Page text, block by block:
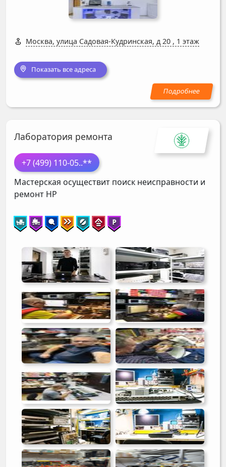
Москва, улица Садовая-Кудринская, д 20 , 1 этаж
Показать все адреса
Лаборатория ремонта
+7 (499) 110-05..**
Мастерская осуществит поиск неисправности и
ремонт HP